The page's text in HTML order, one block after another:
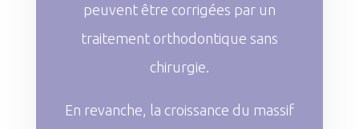
peuvent être corrigées par un
traitement orthodontique sans
chirurgie.
En revanche, la croissance du massif